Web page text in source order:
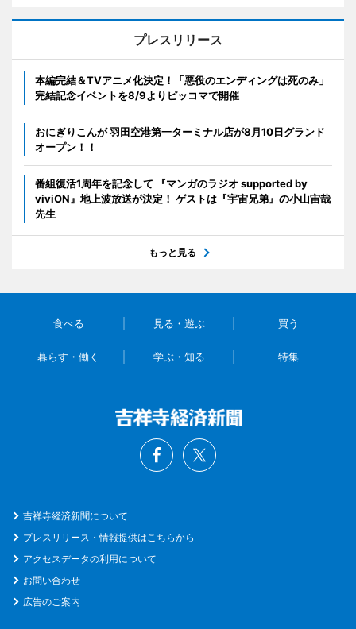
プレスリリース
本編完結＆TVアニメ化決定！「悪役のエンディングは死のみ」
完結記念イベントを8/9よりピッコマで開催
おにぎりこんが 羽田空港第一ターミナル店が8月10日グランド
オープン！！
番組復活1周年を記念して 『マンガのラジオ supported by
viviON』地上波放送が決定！ ゲストは『宇宙兄弟』の小山宙哉
先生
もっと見る
食べる 見る・遊ぶ 買う
暮らす・働く 学ぶ・知る 特集
吉祥寺経済新聞について
プレスリリース・情報提供はこちらから
アクセスデータの利用について
お問い合わせ
広告のご案内